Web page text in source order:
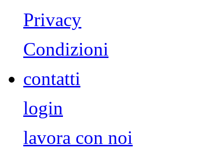
Privacy
Condizioni
contatti
login
lavora con noi